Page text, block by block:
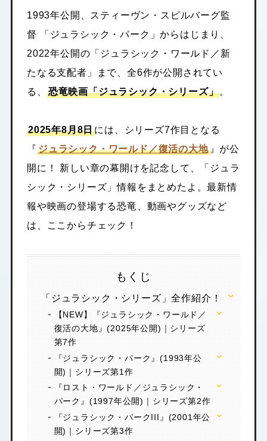
1993年公開、スティーヴン・スピルバーグ監
督
「ジュラシック・パーク」からはじまり、
2022年公開の「ジュラシック・ワールド／新
たなる支配者」まで、全6作が公開されてい
る、
恐竜映画「ジュラシック・シリーズ」 。
2025年8月8日には、シリーズ7作目となる
『 ジュラシック・ワールド／復活の大地』が公
開に！ 新しい章の幕開けを記念して、「ジュラ
シック・シリーズ」情報をまとめたよ。最新情
報や映画の登場する恐竜、動画やグッズなど
は、ここからチェック！
もくじ
「ジュラシック・シリーズ」全作紹介！
【NEW】『ジュラシック・ワールド／
復活の大地』(2025年公開)｜シリーズ
第7作
『ジュラシック・パーク』(1993年公
開)｜シリーズ第1作
『ロスト・ワールド／ジュラシック・
パーク』(1997年公開)｜シリーズ第2作
『ジュラシック・パークIII』(2001年公
開)｜シリーズ第3作